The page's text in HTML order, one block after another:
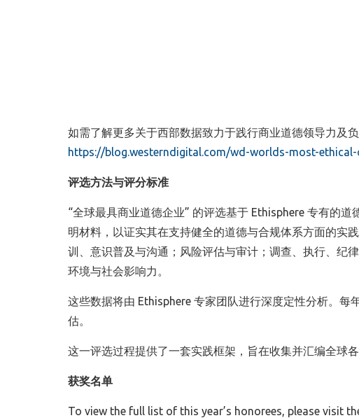
如需了解更多关于西部数据致力于践行商业道德领导力及
https://blog.westerndigital.com/wd-worlds-most-
评选方法与评分标准
“全球最具商业道德企业” 的评选基于 Ethisphere 专有的
明材料，以证实其在支持健全的道德与合规体系方面的实
训、意识普及与沟通；风险评估与审计；调查、执行、纪
环境与社会影响力。
这些数据将由 Ethisphere 专家团队进行深度定性分析。
估。
这一评选过程提供了一套实践框架，旨在收集并汇编全球
获奖名单
To view the full list of this year’s honorees, please visit